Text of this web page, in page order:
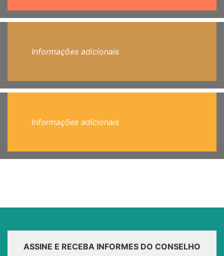
Informações adicionais
Informações adicionais
ASSINE E RECEBA INFORMES DO CONSELHO